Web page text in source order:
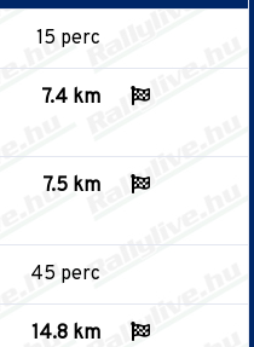
15 perc
7.4 km
7.5 km
45 perc
14.8 km